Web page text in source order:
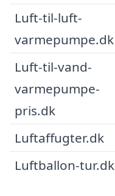
Luft-til-luft-
varmepumpe.dk
Luft-til-vand-
varmepumpe-
pris.dk
Luftaffugter.dk
Luftballon-tur.dk